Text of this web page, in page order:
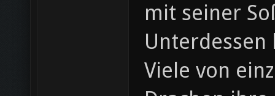
mit seiner
Unterdessen
Viele von